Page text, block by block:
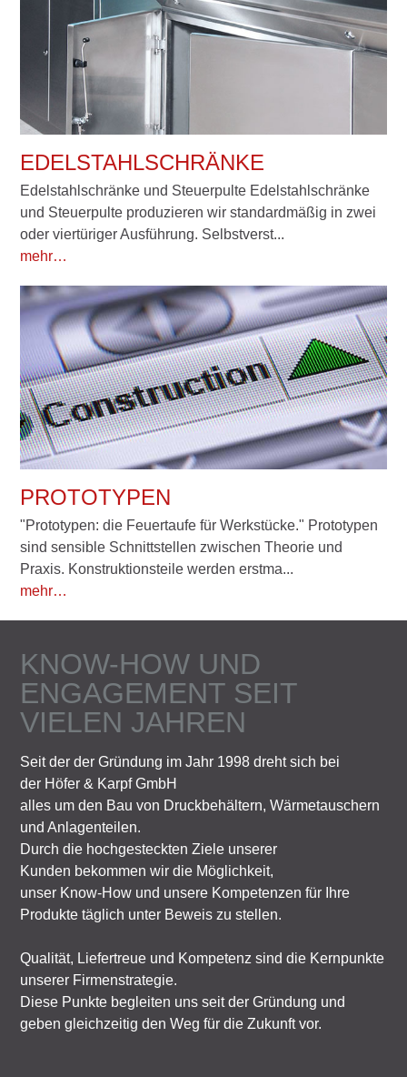
EDELSTAHLSCHRÄNKE
Edelstahlschränke und Steuerpulte Edelstahlschränke
und Steuerpulte produzieren wir standardmäßig in zwei
oder viertüriger Ausführung. Selbstverst...
mehr…
PROTOTYPEN
"Prototypen: die Feuertaufe für Werkstücke." Prototypen
sind sensible Schnittstellen zwischen Theorie und
Praxis. Konstruktionsteile werden erstma...
mehr…
KNOW-HOW UND
ENGAGEMENT SEIT
VIELEN JAHREN
Seit der der Gründung im Jahr 1998 dreht sich bei
der Höfer & Karpf GmbH
alles um den Bau von Druckbehältern, Wärmetauschern
und Anlagenteilen.
Durch die hochgesteckten Ziele unserer
Kunden bekommen wir die Möglichkeit,
unser Know-How und unsere Kompetenzen für Ihre
Produkte täglich unter Beweis zu stellen.
Qualität, Liefertreue und Kompetenz sind die Kernpunkte
unserer Firmenstrategie.
Diese Punkte begleiten uns seit der Gründung und
geben gleichzeitig den Weg für die Zukunft vor.